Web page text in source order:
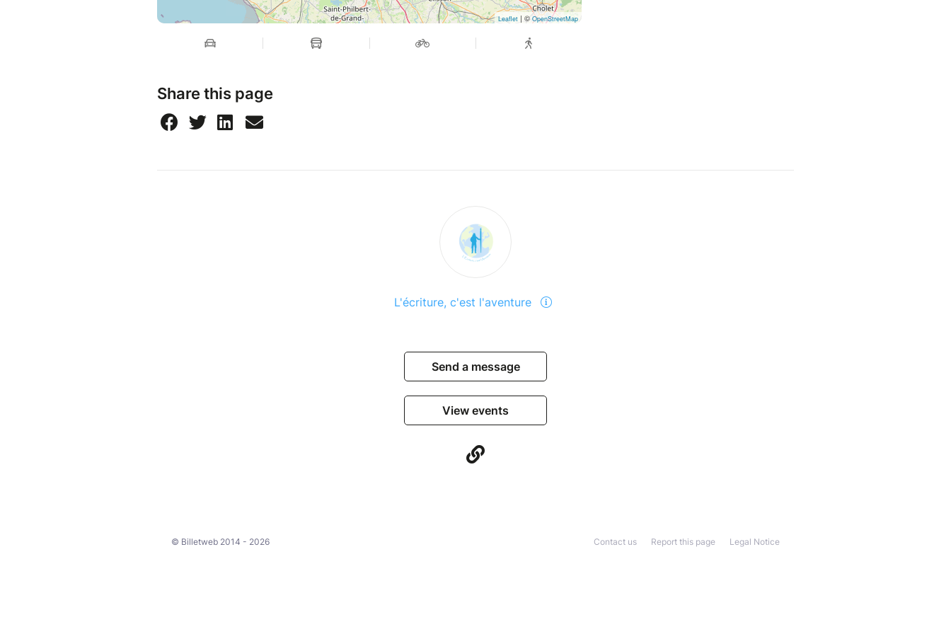
Leaflet | © OpenStreetMap
Share this page
L'écriture, c'est l'aventure
Send a message
View events
© Billetweb 2014 - 2026 Legal Notice
Report this page
Contact us